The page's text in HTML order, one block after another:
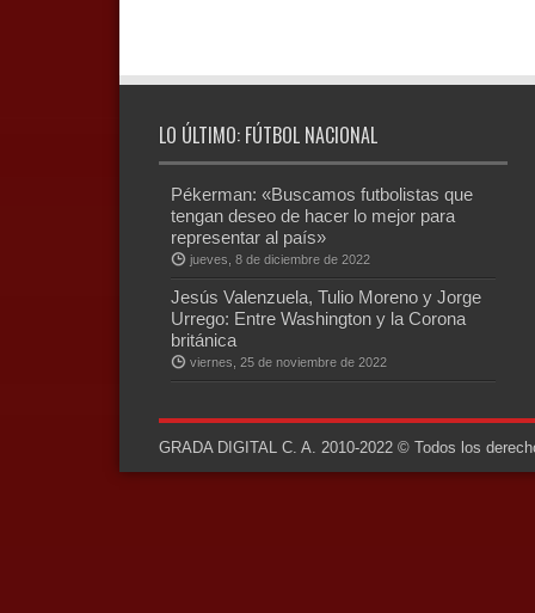
LO ÚLTIMO: FÚTBOL NACIONAL
Pékerman: «Buscamos futbolistas que
tengan deseo de hacer lo mejor para
representar al país»
jueves, 8 de diciembre de 2022
Jesús Valenzuela, Tulio Moreno y Jorge
Urrego: Entre Washington y la Corona
británica
viernes, 25 de noviembre de 2022
GRADA DIGITAL C. A. 2010-2022 © Todos los